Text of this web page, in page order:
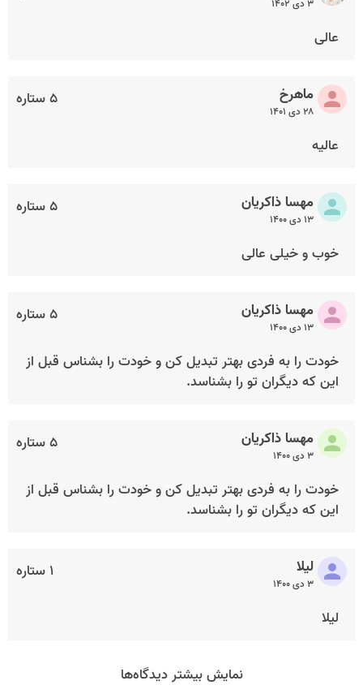
۳ دی ۱۴۰۲
عالی
۵ ستاره ماهرخ
۲۸ دی ۱۴۰۱
عالیه
۵ ستاره مهسا ذاکریان
۱۳ دی ۱۴۰۰
خوب و خیلی عالی
۵ ستاره مهسا ذاکریان
۱۳ دی ۱۴۰۰
خودت را به فردی بهتر تبدیل کن و خودت را بشناس قبل از
این که دیگران تو را بشناسد.
۵ ستاره مهسا ذاکریان
۳ دی ۱۴۰۰
خودت را به فردی بهتر تبدیل کن و خودت را بشناس قبل از
این که دیگران تو را بشناسد.
۱ ستاره لیلا
۳ دی ۱۴۰۰
لیلا
نمایش بیشتر دیدگاه‌ها